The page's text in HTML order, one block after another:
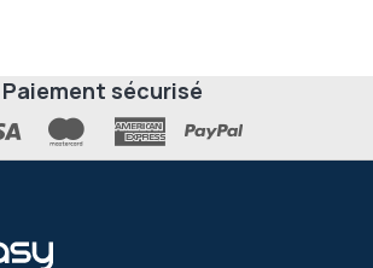
Paiement sécurisé